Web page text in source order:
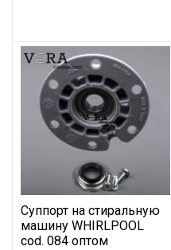
Суппорт на стиральную
машину WHIRLPOOL
cod. 084 оптом